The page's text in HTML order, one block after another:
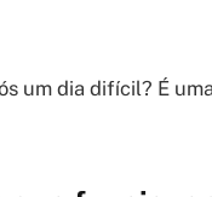
um dia difícil? É